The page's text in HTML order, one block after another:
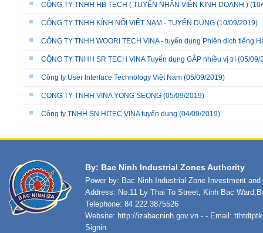
CÔNG TY TNHH HB TECH ( TUYỂN NHÂN VIÊN KINH DOANH )
CÔNG TY TNHH KÍNH NỔI VIỆT NAM - TUYỂN DỤNG (10/09/2019)
CÔNG TY TNHH WOORI TECH VINA - tuyển dụng Phiên dịch tiếng
CÔNG TY TNHH SR TECH VINA Tuyển dụng GẤP nhiều vị trí (05/09/
Công ty User Interface Technology Việt Nam (05/09/2019)
CONG TY TNHH VINA YONG SEONG (05/09/2019)
Công ty TNHH SN HITEC VINA tuyển dụng (04/09/2019)
By: Bac Ninh Industrial Zones Authority
Power by: Bac Ninh Industrial Zone Investment
Address: No.11 Ly Thai To Street, Kinh Bac
Telephone: 84 222.3875526
Website: http://izabacninh.gov.vn - - Email:
Signin